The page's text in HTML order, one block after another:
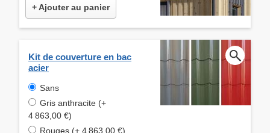
+ Ajouter au panier
Kit de couverture en bac
acier
Sans
Gris anthracite (+
4 863,00 €)
Rouges (+ 4 863,00 €)